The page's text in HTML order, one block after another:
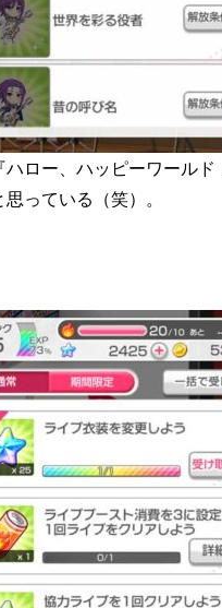
ロー、ハッピーワール
っている（笑）。